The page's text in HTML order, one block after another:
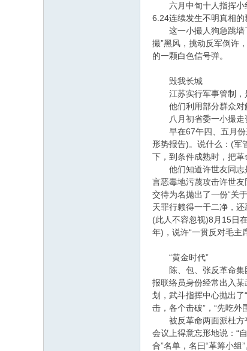
六月中旬十人指挥小组
6.24连续发生不明真相的
这一小撮人狗急跳墙了
撮”黑风，挑动反军倒许
的一颗白色信号弹。
毁我长城
江苏实行军事管制，是
他们利用部分群众对解
八月初省委一小撮走资
早在67午四、五月份这
形势报告)。说什么：(军
下，到条件成熟时，把革
他们知道许世友同志是
言恶毒地污蔑攻击许世
交待为名抛出了一份“关
天罪行赖得一干二净，
(此人不容忽视)8月15日
年)，说许“一贯反对毛主
“黄金时代”
陈、包、张反革命集团
报联络员身份经常出入某
划，武斗指挥中心抛出了
击，各个击破”，“先吃外
被反革命两面派杜方平
会议上得意忘形地说：“
合”名单，名曰“革筹小组”